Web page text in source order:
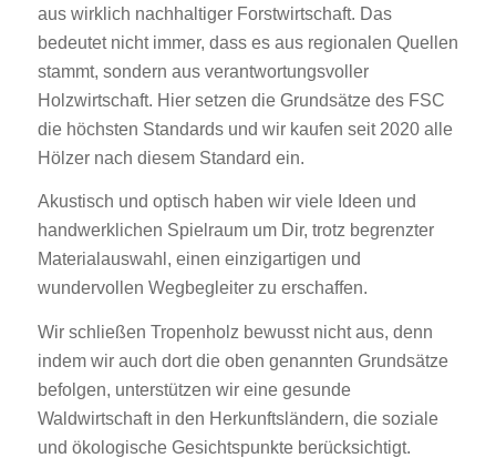
aus wirklich nachhaltiger Forstwirtschaft. Das
bedeutet nicht immer, dass es aus regionalen Quellen
stammt, sondern aus verantwortungsvoller
Holzwirtschaft. Hier setzen die Grundsätze des FSC
die höchsten Standards und wir kaufen seit 2020 alle
Hölzer nach diesem Standard ein.
Akustisch und optisch haben wir viele Ideen und
handwerklichen Spielraum um Dir, trotz begrenzter
Materialauswahl, einen einzigartigen und
wundervollen Wegbegleiter zu erschaffen.
Wir schließen Tropenholz bewusst nicht aus, denn
indem wir auch dort die oben genannten Grundsätze
befolgen, unterstützen wir eine gesunde
Waldwirtschaft in den Herkunftsländern, die soziale
und ökologische Gesichtspunkte berücksichtigt.